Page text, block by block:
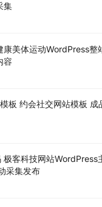
集
康美体运动WordPress整
容
板 约会社交网站模板 成
极客科技网站WordPress
采集发布